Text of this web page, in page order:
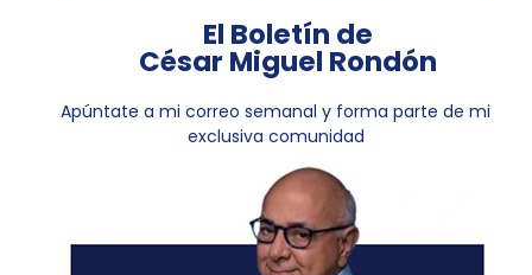
El Boletín de
César Miguel Rondón
Apúntate a mi correo semanal y forma parte de mi
exclusiva comunidad